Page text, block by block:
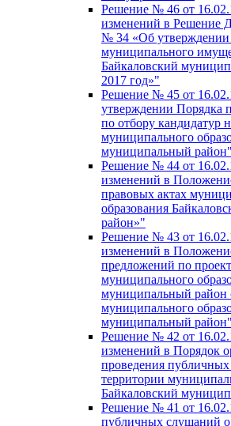
Решение № 46 от
изменений в Решение
№ 34 «Об утверждении
муниципального
Байкаловский
2017 год»"
Решение № 45 от
утверждении Порядка
по отбору кандидатур
муниципального
муниципальный район"
Решение № 44 от
изменений в
правовых актах
образования
район»"
Решение № 43 от
изменений в
предложений по
муниципального
муниципальный район
муниципального
муниципальный район"
Решение № 42 от
изменений в Порядок
проведения
территории
Байкаловский
Решение № 41 от
публичных слушаний